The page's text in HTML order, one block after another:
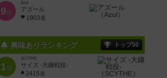
9位
Azul
アズール
1903名
興味ありランキング トップ50
1位
SCYTHE
サイズ -大鎌戦役-
2415名